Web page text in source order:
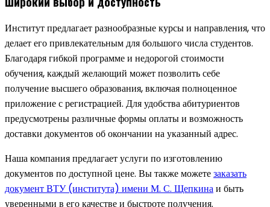
Институт предлагает разнообразные курсы и направления, что
делает его привлекательным для большого числа студентов.
Благодаря гибкой программе и недорогой стоимости
обучения, каждый желающий может позволить себе
получение высшего образования, включая полноценное
приложение с регистрацией. Для удобства абитуриентов
предусмотрены различные формы оплаты и возможность
доставки документов об окончании на указанный адрес.
Наша компания предлагает услуги по изготовлению
документов по доступной цене. Вы также можетезаказать
документ ВТУ (института) имени М. С. Щепкинаи быть
уверенными в его качестве и быстроте получения.